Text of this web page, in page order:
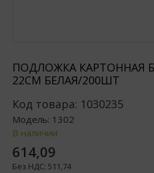
ПОДЛОЖКА КАРТОННАЯ
22СМ БЕЛАЯ/200ШТ
Код товара: 1030235
Модель: 1302
В наличии
614,09
Без НДС: 511,74